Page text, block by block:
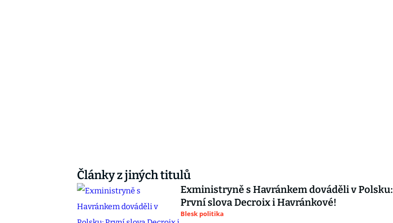
Články z jiných titulů
Exministryně s Havránkem dováděli v Polsku:
První slova Decroix i Havránkové!
Blesk politika